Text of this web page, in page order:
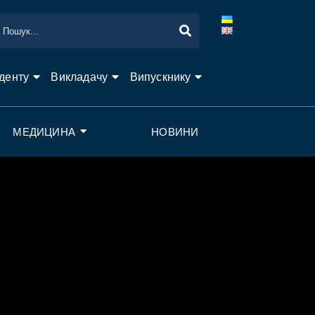
Викладачу Випускнику
МЕДИЦИНА НОВИНИ